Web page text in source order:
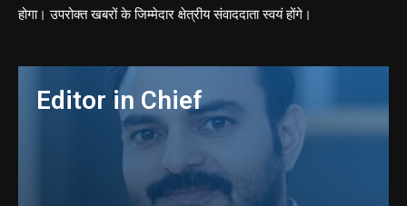
होगा। उपरोक्त खबरों के जिम्मेदार क्षेत्रीय संवाददाता स्वयं होंगे।
Editor in Chief